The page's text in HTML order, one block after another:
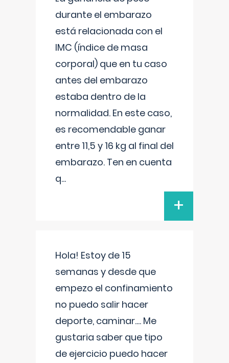
durante el embarazo
está relacionada con el
IMC (índice de masa
corporal) que en tu caso
antes del embarazo
estaba dentro de la
normalidad. En este caso,
es recomendable ganar
entre 11,5 y 16 kg al final del
embarazo. Ten en cuenta
q...
+
Hola! Estoy de 15
semanas y desde que
empezo el confinamiento
no puedo salir hacer
deporte, caminar.... Me
gustaria saber que tipo
de ejercicio puedo hacer